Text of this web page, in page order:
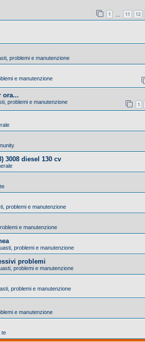
1 11 12
problemi e manutenzione
e manutenzione
ora...
problemi e manutenzione 1
3008 diesel 130 cv
problemi e manutenzione
e manutenzione
problemi e manutenzione
problemi
problemi e manutenzione
problemi e manutenzione
e manutenzione
te